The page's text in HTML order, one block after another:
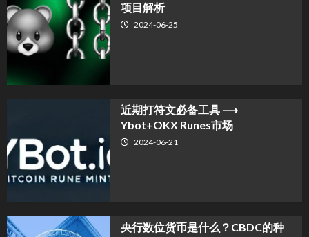
项目解析
2024-06-25
近期打符文必备工具 ⟶
Ybot+OKX Runes市场
2024-06-21
央行数位货币是什么？CBDC的种